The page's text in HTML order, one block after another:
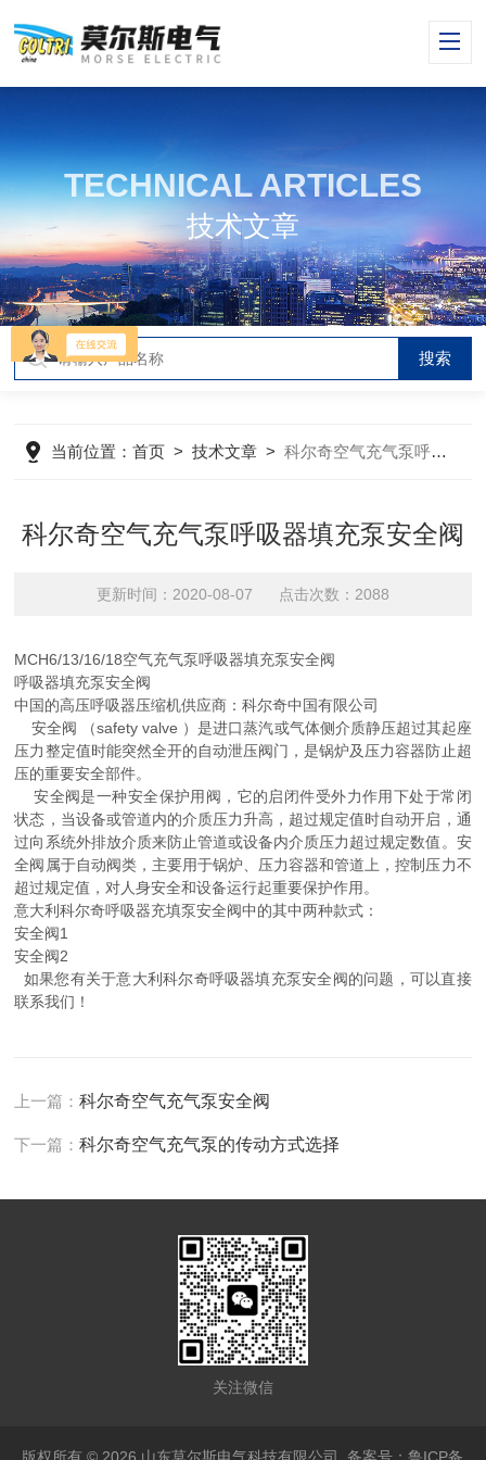
TECHNICAL ARTICLES
技术文章
当前位置：首页 >技术文章 >科尔奇空气充气泵呼吸器填充泵安全阀
科尔奇空气充气泵呼吸器填充泵安全阀
更新时间：2020-08-07 点击次数：2088
MCH6/13/16/18空气充气泵呼吸器填充泵安全阀
呼吸器填充泵安全阀
中国的高压呼吸器压缩机供应商：科尔奇中国有限公司
安全阀 （safety valve ）是进口蒸汽或气体侧介质静压超过其起座
压力整定值时能突然全开的自动泄压阀门，是锅炉及压力容器防止超
压的重要安全部件。
安全阀是一种安全保护用阀，它的启闭件受外力作用下处于常闭
状态，当设备或管道内的介质压力升高，超过规定值时自动开启，通
过向系统外排放介质来防止管道或设备内介质压力超过规定数值。安
全阀属于自动阀类，主要用于锅炉、压力容器和管道上，控制压力不
超过规定值，对人身安全和设备运行起重要保护作用。
意大利科尔奇呼吸器充填泵安全阀中的其中两种款式：
安全阀1
安全阀2
如果您有关于意大利科尔奇呼吸器填充泵安全阀的问题，可以直接
联系我们！
上一篇：科尔奇空气充气泵安全阀
下一篇：科尔奇空气充气泵的传动方式选择
关注微信